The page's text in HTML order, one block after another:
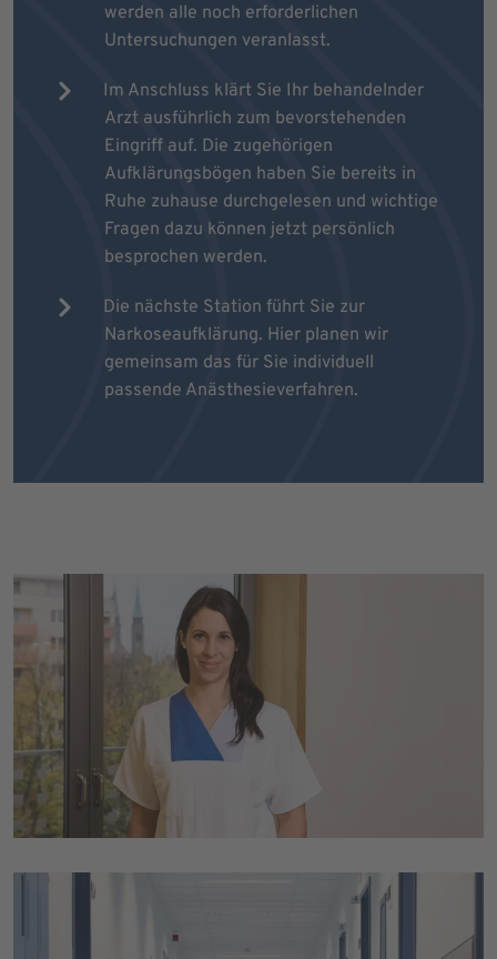
werden alle noch erforderlichen
Untersuchungen veranlasst.
Im Anschluss klärt Sie Ihr behandelnder
Arzt ausführlich zum bevorstehenden
Eingriff auf. Die zugehörigen
Aufklärungsbögen haben Sie bereits in
Ruhe zuhause durchgelesen und wichtige
Fragen dazu können jetzt persönlich
besprochen werden.
Die nächste Station führt Sie zur
Narkoseaufklärung. Hier planen wir
gemeinsam das für Sie individuell
passende Anästhesieverfahren.